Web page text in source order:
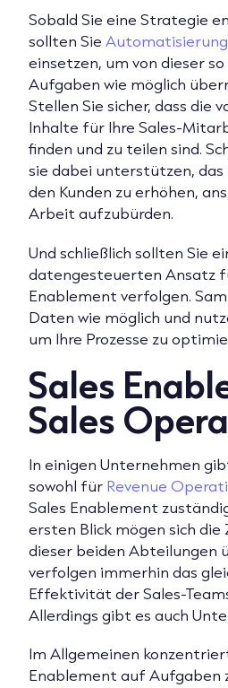
Sobald Sie eine Strategie
sollten Sie
einsetzen, um von dieser
Aufgaben wie möglich
Stellen Sie sicher, dass die
Inhalte für Ihre Sales-
finden und zu teilen sind.
sie dabei unterstützen,
den Kunden zu erhöhen,
Arbeit aufzubürden.
Und schließlich sollten Sie
datengesteuerten Ansatz
Enablement verfolgen.
Daten wie möglich und
um Ihre Prozesse zu
Sales
Sales
In einigen Unternehmen
sowohl für Revenue
Sales Enablement
ersten Blick mögen sich
dieser beiden Abteilungen
verfolgen immerhin das
Effektivität der Sales-
Allerdings gibt es auch
Im Allgemeinen
Enablement auf Aufgaben